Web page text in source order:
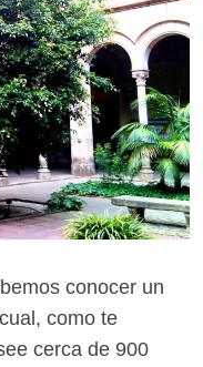
conocer un
como te
cerca de 900